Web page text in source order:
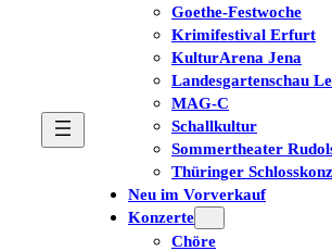
Goethe-Festwoche
Krimifestival Erfurt
KulturArena Jena
Landesgartenschau
MAG-C
Schallkultur
Sommertheater
Thüringer
Neu im Vorverkauf
Konzerte
Chöre